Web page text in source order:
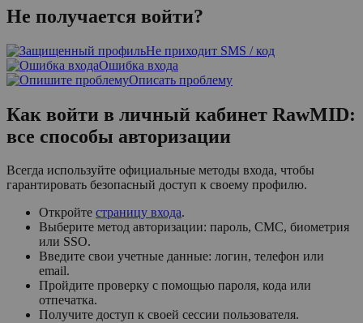
Не получается войти?
Не приходит SMS / код
Ошибка входа
Описать проблему
Как войти в личный кабинет RawMID:
все способы авторизации
Всегда используйте официальные методы входа, чтобы
гарантировать безопасный доступ к своему профилю.
Откройте страницу входа.
Выберите метод авторизации: пароль, СМС, биометрия
или SSO.
Введите свои учетные данные: логин, телефон или
email.
Пройдите проверку с помощью пароля, кода или
отпечатка.
Получите доступ к своей сессии пользователя.